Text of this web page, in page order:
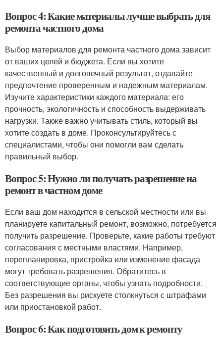
Вопрос 4: Какие материалы лучше выбрать для
ремонта частного дома
Выбор материалов для ремонта частного дома зависит
от ваших целей и бюджета. Если вы хотите
качественный и долговечный результат, отдавайте
предпочтение проверенным и надежным материалам.
Изучите характеристики каждого материала: его
прочность, экологичность и способность выдерживать
нагрузки. Также важно учитывать стиль, который вы
хотите создать в доме. Проконсультируйтесь с
специалистами, чтобы они помогли вам сделать
правильный выбор.
Вопрос 5: Нужно ли получать разрешение на
ремонт в частном доме
Если ваш дом находится в сельской местности или вы
планируете капитальный ремонт, возможно, потребуется
получить разрешение. Проверьте, какие работы требуют
согласования с местными властями. Например,
перепланировка, пристройка или изменение фасада
могут требовать разрешения. Обратитесь в
соответствующие органы, чтобы узнать подробности.
Без разрешения вы рискуете столкнуться с штрафами
или приостановкой работ.
Вопрос 6: Как подготовить дом к ремонту